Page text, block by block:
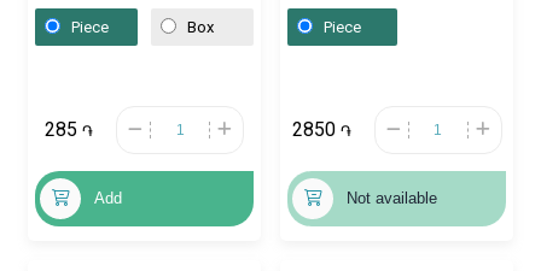
Piece Box
285 ֏
Add
200mg, Բոսնիա և
Հերցոգովինիա
Piece
2850 ֏
Not available